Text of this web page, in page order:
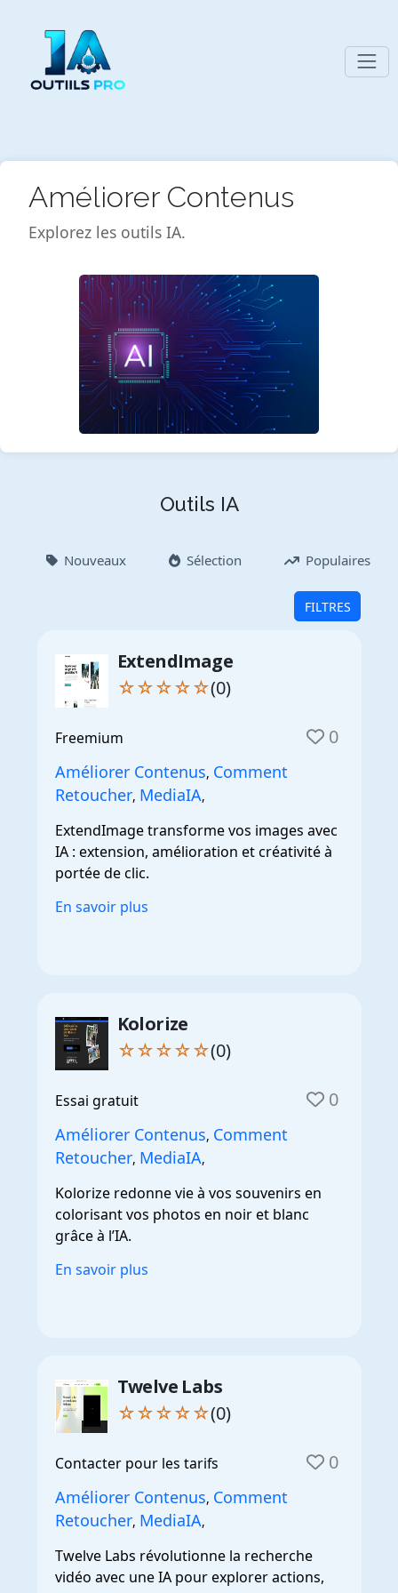
Améliorer Contenus
Explorez les outils IA.
Outils IA
Nouveaux Sélection Populaires
FILTRES
ExtendImage
☆☆☆☆☆(0)
Freemium 0
Améliorer Contenus, Comment
Retoucher, MediaIA,
ExtendImage transforme vos images avec
IA : extension, amélioration et créativité à
portée de clic.
En savoir plus
Kolorize
☆☆☆☆☆(0)
Essai gratuit 0
Améliorer Contenus, Comment
Retoucher, MediaIA,
Kolorize redonne vie à vos souvenirs en
colorisant vos photos en noir et blanc
grâce à l’IA.
En savoir plus
Twelve Labs
☆☆☆☆☆(0)
Contacter pour les tarifs 0
Améliorer Contenus, Comment
Retoucher, MediaIA,
Twelve Labs révolutionne la recherche
vidéo avec une IA pour explorer actions,